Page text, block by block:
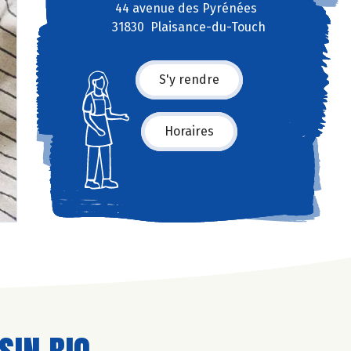
44 avenue des Pyrénées
31830 Plaisance-du-Touch
S'y rendre
Horaires